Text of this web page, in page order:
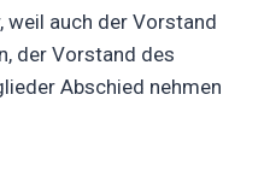
weil auch der Vorstand
der Vorstand des
Abschied nehmen